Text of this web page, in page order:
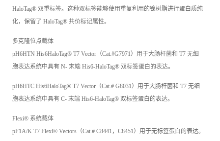
HaloTag® 双重标签。这种双标签能够使用重复利用的镍树脂进行蛋白质纯
化，保留了 HaloTag® 共价标记属性。
多克隆位点载体
pH6HTN His6HaloTag® T7 Vector（Cat.#G7971）用于大肠杆菌和 T7 无细
胞表达系统中具有 N- 末端 His6-HaloTag® 双标签蛋白的表达。
pH6HTC His6HaloTag® T7 Vector（Cat.# G8031）用于大肠杆菌和 T7 无细
胞表达系统中具有 C- 末端 His6-HaloTag® 双标签蛋白的表达。
Flexi® 系统载体
pF1A/K T7 Flexi® Vectors（Cat.# C8441，C8451）用于无标签蛋白的表达。